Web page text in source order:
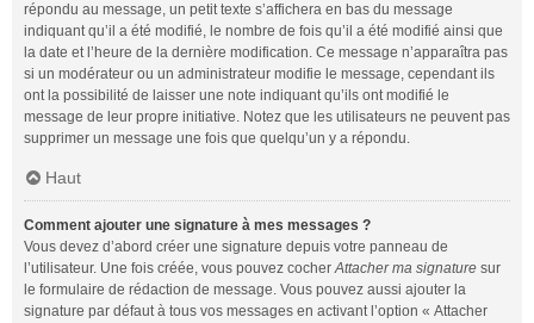
répondu au message, un petit texte s’affichera en bas du message
indiquant qu’il a été modifié, le nombre de fois qu’il a été modifié ainsi que
la date et l’heure de la dernière modification. Ce message n’apparaîtra pas
si un modérateur ou un administrateur modifie le message, cependant ils
ont la possibilité de laisser une note indiquant qu’ils ont modifié le
message de leur propre initiative. Notez que les utilisateurs ne peuvent pas
supprimer un message une fois que quelqu’un y a répondu.
Haut
Comment ajouter une signature à mes messages ?
Vous devez d’abord créer une signature depuis votre panneau de
l’utilisateur. Une fois créée, vous pouvez cocherAttacher ma signature sur
le formulaire de rédaction de message. Vous pouvez aussi ajouter la
signature par défaut à tous vos messages en activant l’option « Attacher